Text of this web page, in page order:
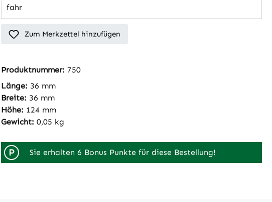
Zum Merkzettel hinzufügen
Produktnummer: 750
Länge: 36 mm
Breite: 36 mm
Höhe: 124 mm
Gewicht: 0,05 kg
P Sie erhalten 6 Bonus Punkte für diese Bestellung!